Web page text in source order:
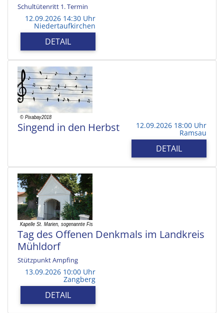
Schultütenritt 1. Termin
12.09.2026 14:30 Uhr
Niedertaufkirchen
DETAIL
Singend in den Herbst 12.09.2026 18:00 Uhr
Ramsau
DETAIL
Tag des Offenen Denkmals im Landkreis
Mühldorf
Stützpunkt Ampfing
13.09.2026 10:00 Uhr
Zangberg
DETAIL